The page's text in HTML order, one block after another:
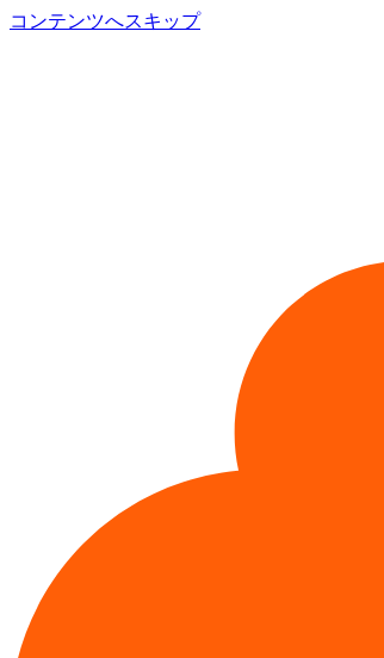
コンテンツへスキップ